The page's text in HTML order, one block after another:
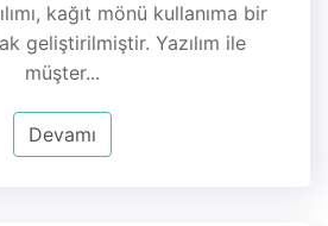
kağıt mönü kullanıma bir
geliştirilmiştir. Yazılım ile
müşter...
Devamı